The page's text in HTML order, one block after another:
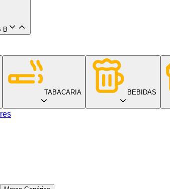
B
TABACARIA BEBIDAS